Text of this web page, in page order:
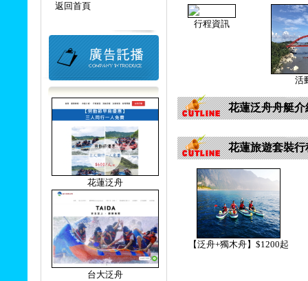
返回首頁
花蓮泛舟
台大泛舟
行程資訊
活
花蓮泛舟舟艇介
花蓮旅遊套裝行
【泛舟+獨木舟】$1200起